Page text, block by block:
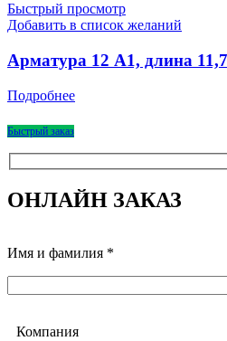
Быстрый просмотр
Добавить в список желаний
Арматура 12 А1, длина
Подробнее
Быстрый заказ
ОНЛАЙН ЗАКАЗ
Имя и фамилия *
Компания